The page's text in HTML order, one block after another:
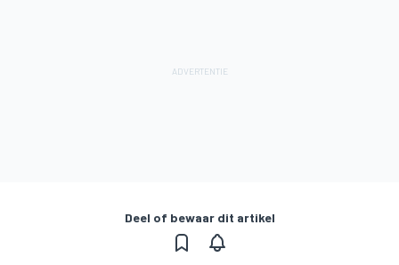
Deel of bewaar dit artikel